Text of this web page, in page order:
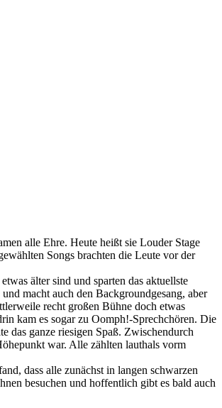
alle Ehre. Heute heißt sie Louder Stage
Songs brachten die Leute vor der
älter sind und sparten das aktuellste
macht auch den Backgroundgesang, aber
recht großen Bühne doch etwas
kam es sogar zu Oomph!-Sprechchören. Die
das ganze riesigen Spaß. Zwischendurch
war. Alle zählten lauthals vorm
dass alle zunächst in langen schwarzen
besuchen und hoffentlich gibt es bald auch